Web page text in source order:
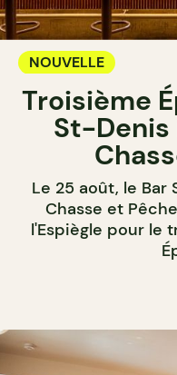
NOUVELLE
Troisième
St-
Le 25 août, le
Chasse et
l'Espiègle pour le